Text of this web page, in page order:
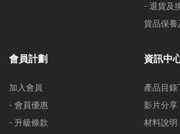
- 退貨及
貨品保養
會員計劃
加入會員
- 會員優惠
- 升級條款
資訊中
產品目錄
影片分享
材料說明